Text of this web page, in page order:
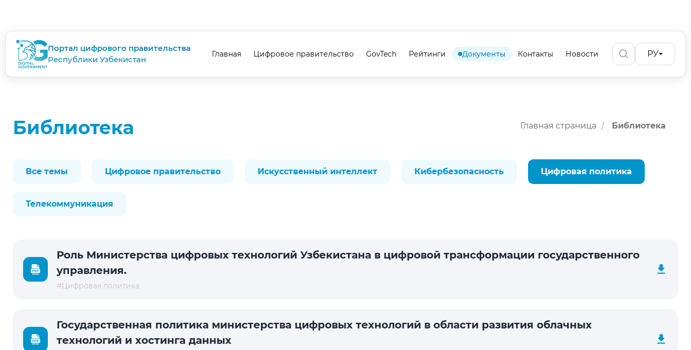
Портал цифрового правительства
Республики Узбекистан
Главная Цифровое правительство GovTech Рейтинги Документы Контакты Новости РУ
Библиотека Главная страница Библиотека
Все темы Цифровое правительство Искусственный интеллект Кибербезопасность Цифровая политика
Телекоммуникация
Роль Министерства цифровых технологий Узбекистана в цифровой трансформации государственного
управления.
#Цифровая политика
Государственная политика министерства цифровых технологий в области развития облачных
технологий и хостинга данных